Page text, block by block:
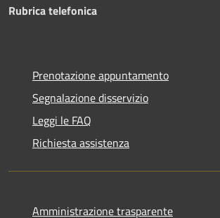
Rubrica telefonica
Prenotazione appuntamento
Segnalazione disservizio
Leggi le FAQ
Richiesta assistenza
Amministrazione trasparente